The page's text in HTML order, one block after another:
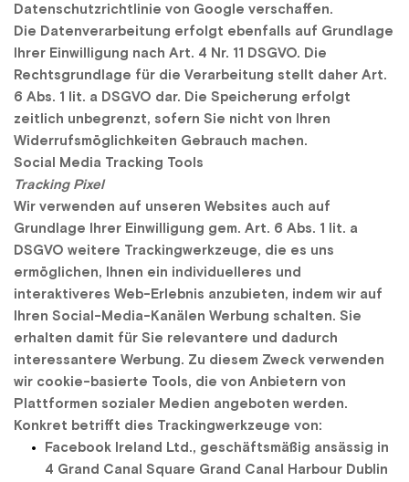
Datenschutzrichtlinie von Google verschaffen.
Die Datenverarbeitung erfolgt ebenfalls auf Grundlage
Ihrer Einwilligung nach Art. 4 Nr. 11 DSGVO. Die
Rechtsgrundlage für die Verarbeitung stellt daher Art.
6 Abs. 1 lit. a DSGVO dar. Die Speicherung erfolgt
zeitlich unbegrenzt, sofern Sie nicht von Ihren
Widerrufsmöglichkeiten Gebrauch machen.
Social Media Tracking Tools
Tracking Pixel
Wir verwenden auf unseren Websites auch auf
Grundlage Ihrer Einwilligung gem. Art. 6 Abs. 1 lit. a
DSGVO weitere Trackingwerkzeuge, die es uns
ermöglichen, Ihnen ein individuelleres und
interaktiveres Web-Erlebnis anzubieten, indem wir auf
Ihren Social-Media-Kanälen Werbung schalten. Sie
erhalten damit für Sie relevantere und dadurch
interessantere Werbung. Zu diesem Zweck verwenden
wir cookie-basierte Tools, die von Anbietern von
Plattformen sozialer Medien angeboten werden.
Konkret betrifft dies Trackingwerkzeuge von:
Facebook Ireland Ltd., geschäftsmäßig ansässig in
4 Grand Canal Square Grand Canal Harbour Dublin